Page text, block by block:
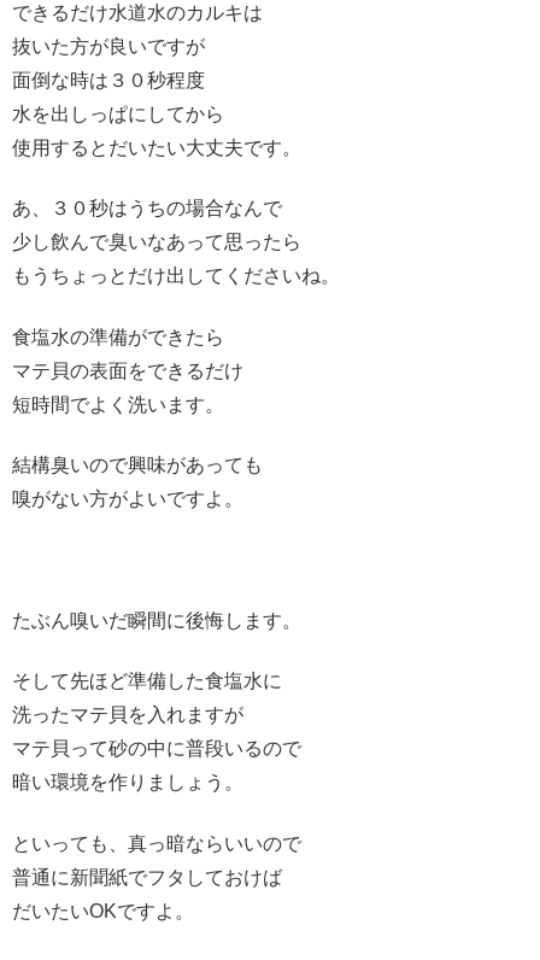
できるだけ水道水のカルキは
抜いた方が良いですが
面倒な時は３０秒程度
水を出しっぱにしてから
使用するとだいたい大丈夫です。
あ、３０秒はうちの場合なんで
少し飲んで臭いなあって思ったら
もうちょっとだけ出してくださいね。
食塩水の準備ができたら
マテ貝の表面をできるだけ
短時間でよく洗います。
結構臭いので興味があっても
嗅がない方がよいですよ。
たぶん嗅いだ瞬間に後悔します。
そして先ほど準備した食塩水に
洗ったマテ貝を入れますが
マテ貝って砂の中に普段いるので
暗い環境を作りましょう。
といっても、真っ暗ならいいので
普通に新聞紙でフタしておけば
だいたいOKですよ。